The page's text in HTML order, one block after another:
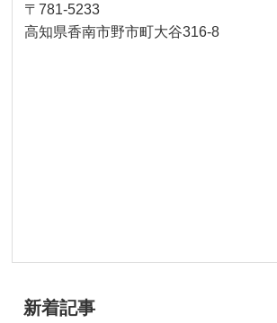
〒781-5233
高知県香南市野市町大谷316-8
新着記事